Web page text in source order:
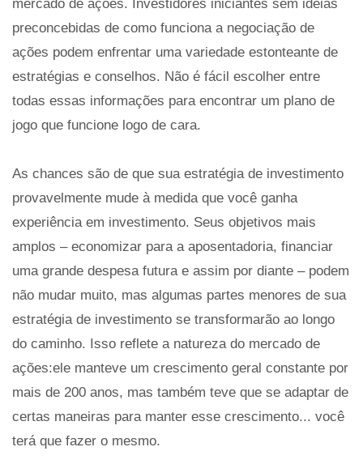
mercado de ações. Investidores iniciantes sem ideias
preconcebidas de como funciona a negociação de
ações podem enfrentar uma variedade estonteante de
estratégias e conselhos. Não é fácil escolher entre
todas essas informações para encontrar um plano de
jogo que funcione logo de cara.
As chances são de que sua estratégia de investimento
provavelmente mude à medida que você ganha
experiência em investimento. Seus objetivos mais
amplos – economizar para a aposentadoria, financiar
uma grande despesa futura e assim por diante – podem
não mudar muito, mas algumas partes menores de sua
estratégia de investimento se transformarão ao longo
do caminho. Isso reflete a natureza do mercado de
ações:ele manteve um crescimento geral constante por
mais de 200 anos, mas também teve que se adaptar de
certas maneiras para manter esse crescimento... você
terá que fazer o mesmo.